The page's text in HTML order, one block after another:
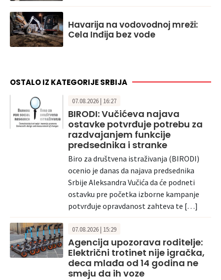
Havarija na vodovodnoj mreži:
Cela Inđija bez vode
OSTALO IZ KATEGORIJE SRBIJA
07.08.2026 | 16:27
BIRODI: Vučićeva najava
ostavke potvrđuje potrebu za
razdvajanjem funkcije
predsednika i stranke
Biro za društvena istraživanja (BIRODI)
ocenio je danas da najava predsednika
Srbije Aleksandra Vučića da će podneti
ostavku pre početka izborne kampanje
potvrđuje opravdanost zahteva te […]
07.08.2026 | 15:29
Agencija upozorava roditelje:
Električni trotinet nije igračka,
deca mlađa od 14 godina ne
smeju da ih voze